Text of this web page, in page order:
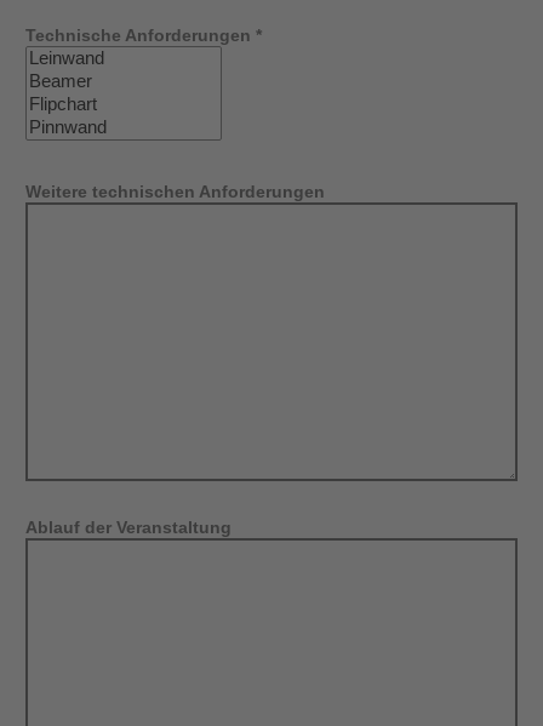
Technische Anforderungen *
Weitere technischen Anforderungen
Ablauf der Veranstaltung